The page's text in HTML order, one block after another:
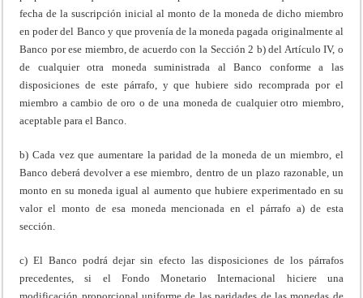
fecha de la suscripción inicial al monto de la moneda de dicho miembro
en poder del Banco y que provenía de la moneda pagada originalmente al
Banco por ese miembro, de acuerdo con la Sección 2 b) del Artículo IV, o
de cualquier otra moneda suministrada al Banco conforme a las
disposiciones de este párrafo, y que hubiere sido recomprada por el
miembro a cambio de oro o de una moneda de cualquier otro miembro,
aceptable para el Banco.
b) Cada vez que aumentare la paridad de la moneda de un miembro, el
Banco deberá devolver a ese miembro, dentro de un plazo razonable, un
monto en su moneda igual al aumento que hubiere experimentado en su
valor el monto de esa moneda mencionada en el párrafo a) de esta
sección.
c) El Banco podrá dejar sin efecto las disposiciones de los párrafos
precedentes, si el Fondo Monetario Internacional hiciere una